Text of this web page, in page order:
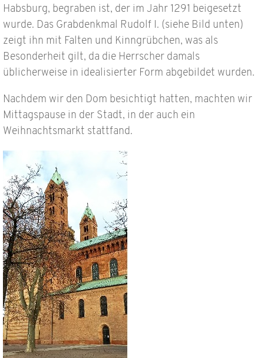
Habsburg, begraben ist, der im Jahr 1291 beigesetzt
wurde. Das Grabdenkmal Rudolf I. (siehe Bild unten)
zeigt ihn mit Falten und Kinngrübchen, was als
Besonderheit gilt, da die Herrscher damals
üblicherweise in idealisierter Form abgebildet wurden.
Nachdem wir den Dom besichtigt hatten, machten wir
Mittagspause in der Stadt, in der auch ein
Weihnachtsmarkt stattfand.